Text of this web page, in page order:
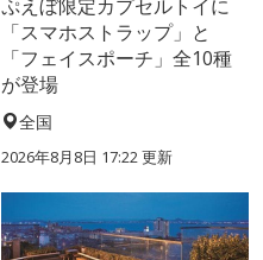
ぷえぼ限定カプセルトイに
「スマホストラップ」と
「フェイスポーチ」全10種
が登場
全国
2026年8月8日 17:22更新